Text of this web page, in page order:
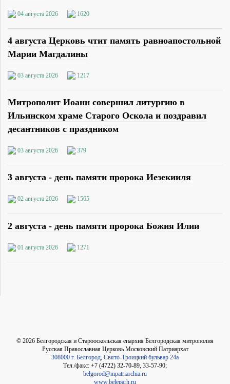
04 августа 2026 1620
4 августа Церковь чтит память равноапостольной
Марии Магдалины
03 августа 2026 1217
Митрополит Иоанн совершил литургию в
Ильинском храме Старого Оскола и поздравил
десантников с праздником
03 августа 2026 379
3 августа - день памяти пророка Иезекииля
02 августа 2026 1565
2 августа - день памяти пророка Божия Илии
01 августа 2026 1271
© 2026 Белгородская и Старооскольская епархия Белгородская митрополия
Русская Православная Церковь Московский Патриархат
308000 г. Белгород, Свято-Троицкий бульвар 24а
Тел./факс: +7 (4722) 32-70-89, 33-57-90;
belgorod@mpatriarchia.ru
www.beleparh.ru